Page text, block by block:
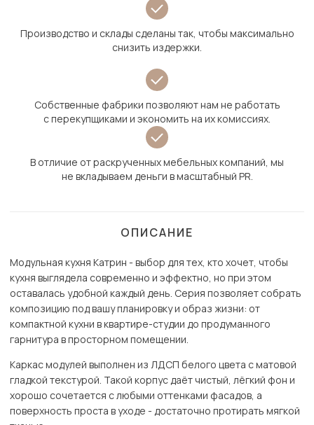
Производство и склады сделаны так, чтобы максимально
снизить издержки.
Собственные фабрики позволяют нам не работать
с перекупщиками и экономить на их комиссиях.
В отличие от раскрученных мебельных компаний, мы
не вкладываем деньги в масштабный PR.
ОПИСАНИЕ
Модульная кухня Катрин - выбор для тех, кто хочет, чтобы
кухня выглядела современно и эффектно, но при этом
оставалась удобной каждый день. Серия позволяет собрать
композицию под вашу планировку и образ жизни: от
компактной кухни в квартире-студии до продуманного
гарнитура в просторном помещении.
Каркас модулей выполнен из ЛДСП белого цвета с матовой
гладкой текстурой. Такой корпус даёт чистый, лёгкий фон и
хорошо сочетается с любыми оттенками фасадов, а
поверхность проста в уходе - достаточно протирать мягкой